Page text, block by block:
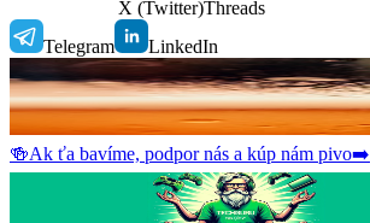
X (Twitter)Threads
Telegram LinkedIn
🍻Ak ťa bavíme, podpor nás a kúp nám pivo➡️